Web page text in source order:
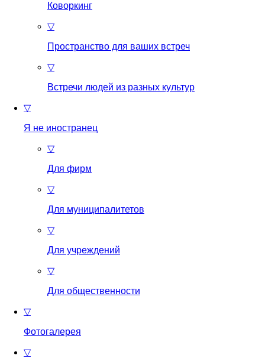
Коворкинг
▽
Пространство для ваших встреч
▽
Встречи людей из разных культур
▽
Я не иностранец
▽
Для фирм
▽
Для муниципалитетов
▽
Для учреждений
▽
Для общественности
▽
Фотогалерея
▽